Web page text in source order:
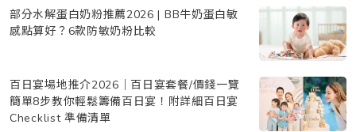
部分水解蛋白奶粉推薦2026 | BB牛奶蛋白敏
感點算好？6款防敏奶粉比較
百日宴場地推介2026｜百日宴套餐/價錢一覽
簡單8步教你輕鬆籌備百日宴！附詳細百日宴
Checklist 準備清單